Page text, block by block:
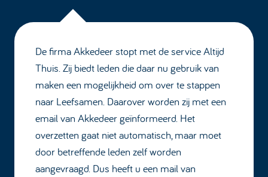
De firma Akkedeer stopt met de service Altijd
Thuis. Zij biedt leden die daar nu gebruik van
maken een mogelijkheid om over te stappen
naar Leefsamen. Daarover worden zij met een
email van Akkedeer geïnformeerd. Het
overzetten gaat niet automatisch, maar moet
door betreffende leden zelf worden
aangevraagd. Dus heeft u een mail van